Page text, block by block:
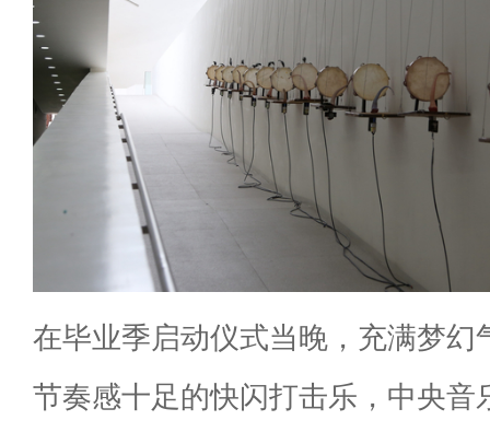
在毕业季启动仪式当晚，充满梦幻
节奏感十足的快闪打击乐，中央音